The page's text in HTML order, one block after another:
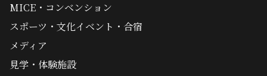
MICE・コンベンション
スポーツ・文化イベント・合宿
メディア
見学・体験施設